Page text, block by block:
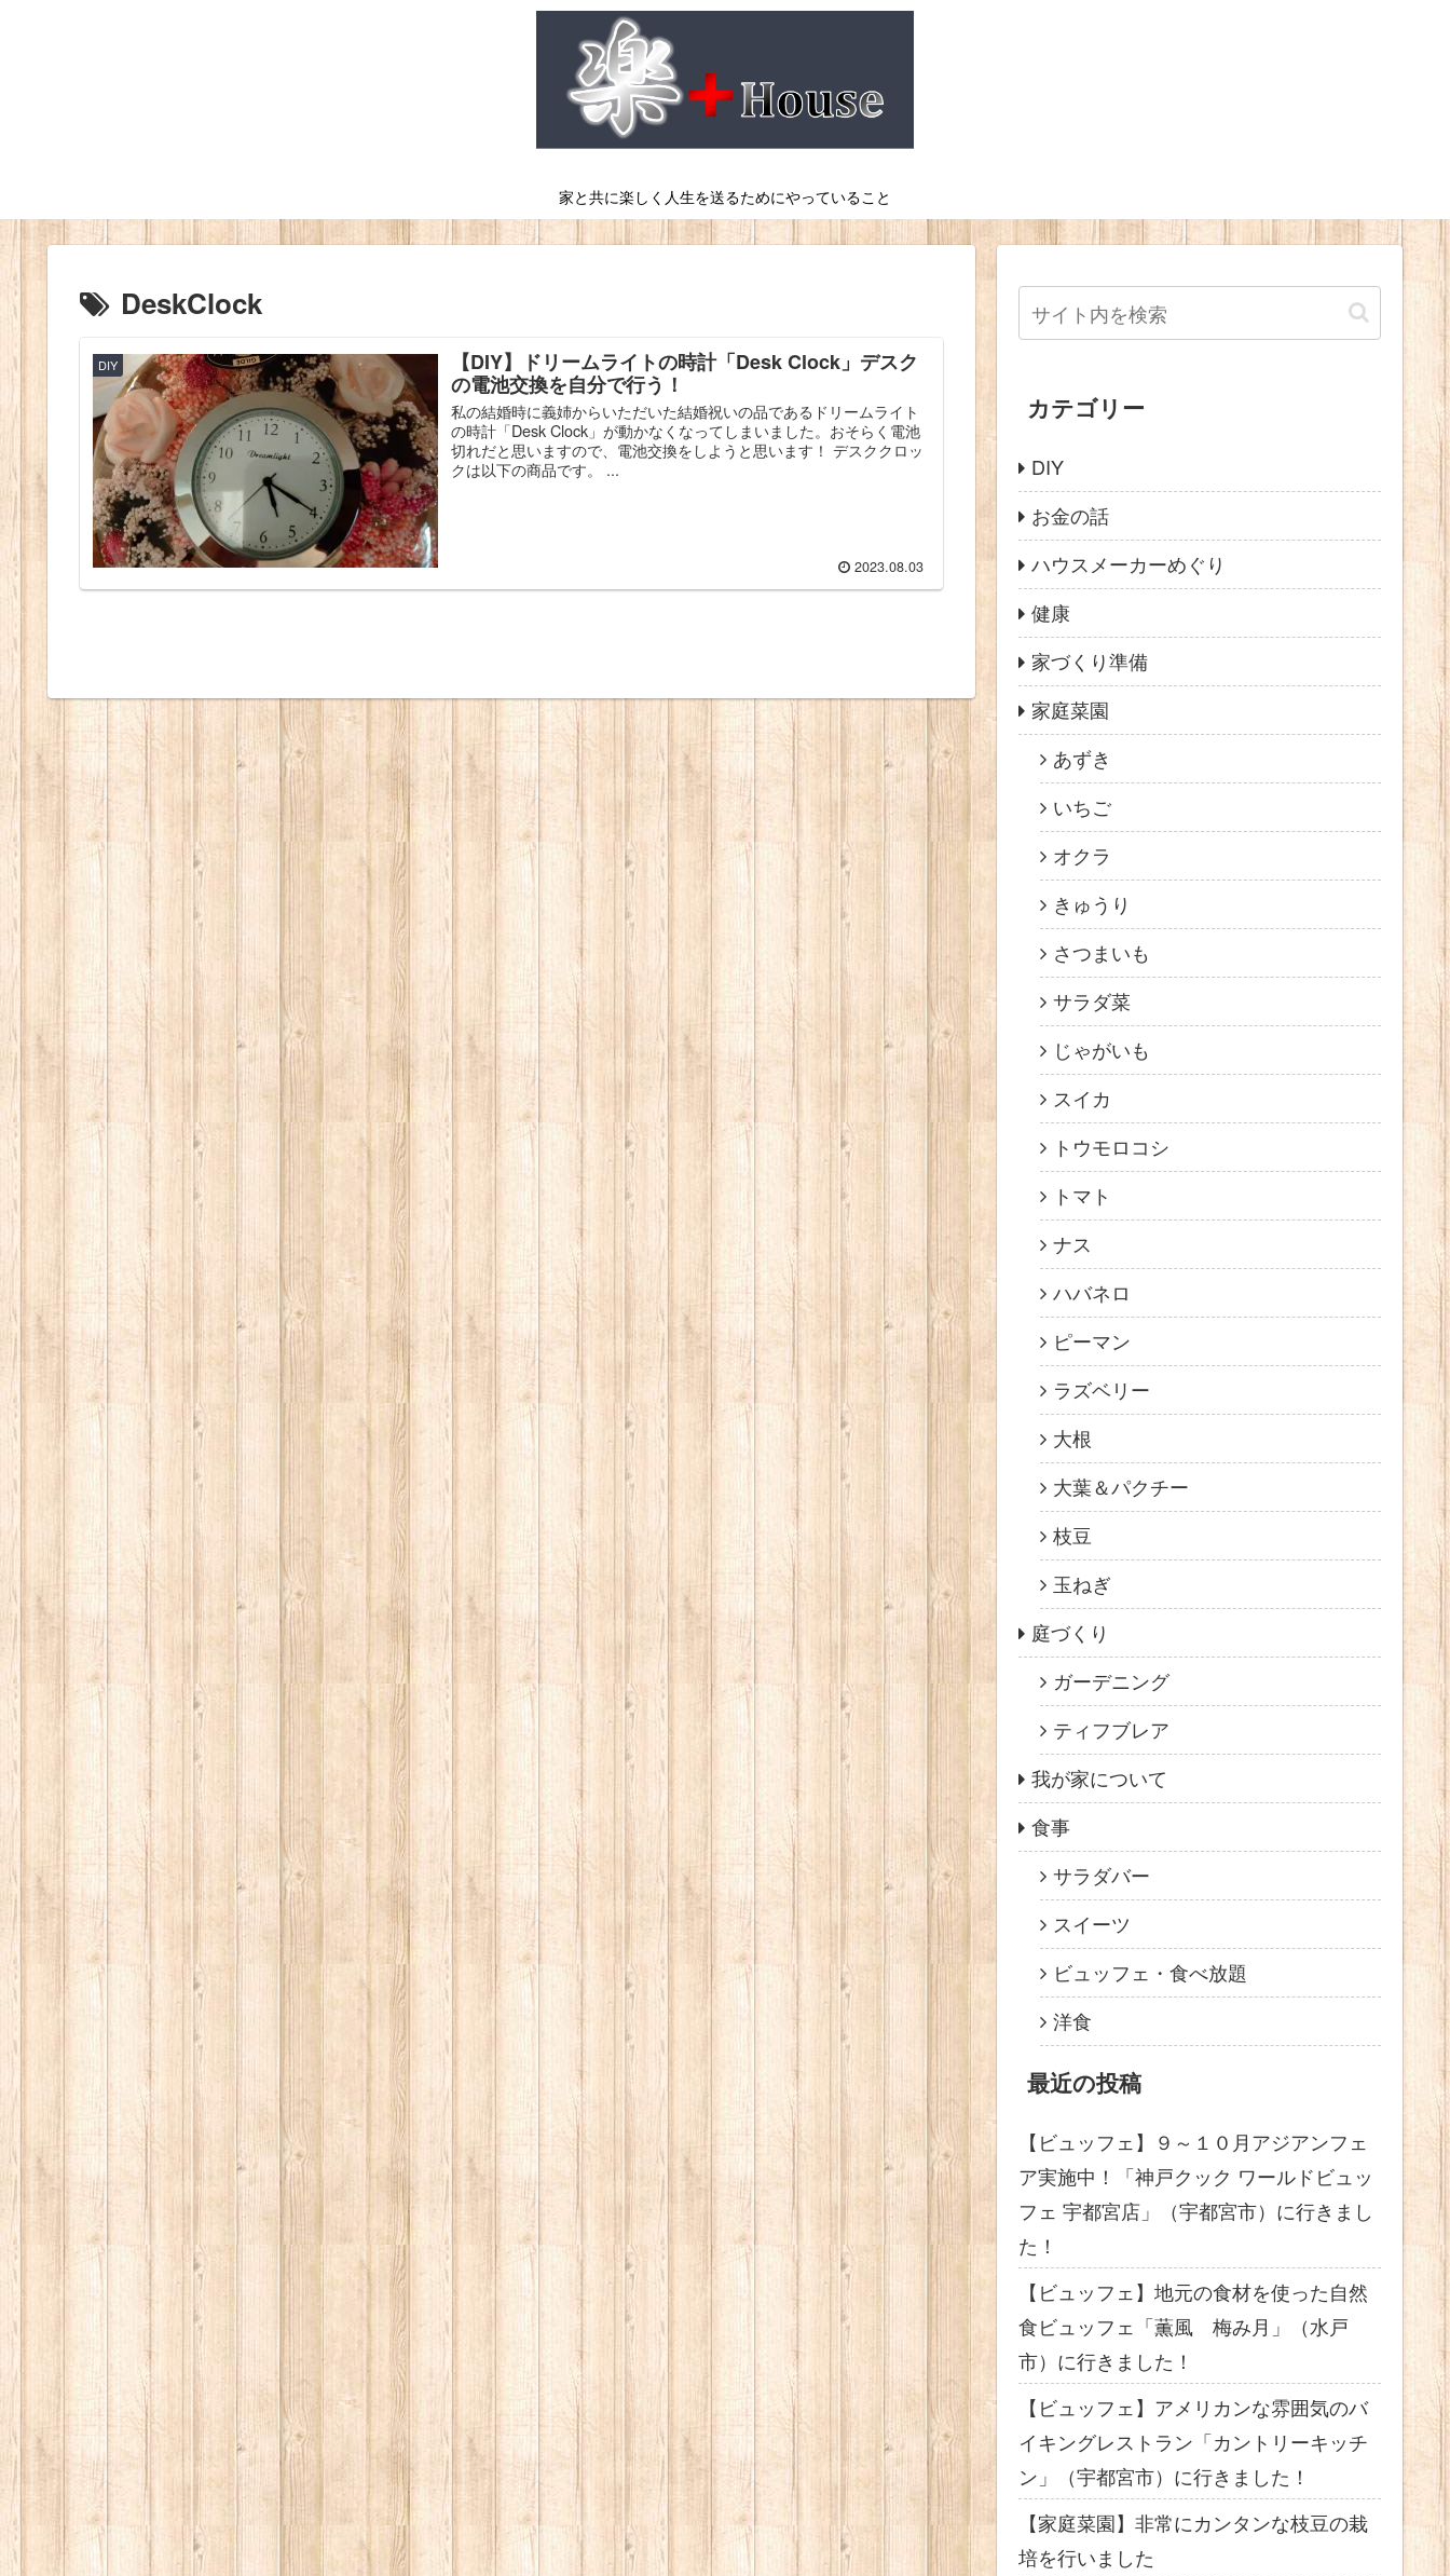
家と共に楽しく人生を送るためにやっていること
DeskClock
DIY
【DIY】ドリームライトの時計「Desk Clock」デスク
の電池交換を自分で行う！
私の結婚時に義姉からいただいた結婚祝いの品であるドリームライト
の時計「Desk Clock」が動かなくなってしまいました。おそらく電池
切れだと思いますので、電池交換をしようと思います！ デスククロッ
クは以下の商品です。 ...
2023.08.03
カテゴリー
DIY
お金の話
ハウスメーカーめぐり
健康
家づくり準備
家庭菜園
あずき
いちご
オクラ
きゅうり
さつまいも
サラダ菜
じゃがいも
スイカ
トウモロコシ
トマト
ナス
ハバネロ
ピーマン
ラズベリー
大根
大葉＆パクチー
枝豆
玉ねぎ
庭づくり
ガーデニング
ティフブレア
我が家について
食事
サラダバー
スイーツ
ビュッフェ・食べ放題
洋食
最近の投稿
【ビュッフェ】９～１０月アジアンフェ
ア実施中！「神戸クック ワールドビュッ
フェ 宇都宮店」（宇都宮市）に行きまし
た！
【ビュッフェ】地元の食材を使った自然
食ビュッフェ「薫風 梅み月」（水戸
市）に行きました！
【ビュッフェ】アメリカンな雰囲気のバ
イキングレストラン「カントリーキッチ
ン」（宇都宮市）に行きました！
【家庭菜園】非常にカンタンな枝豆の栽
培を行いました